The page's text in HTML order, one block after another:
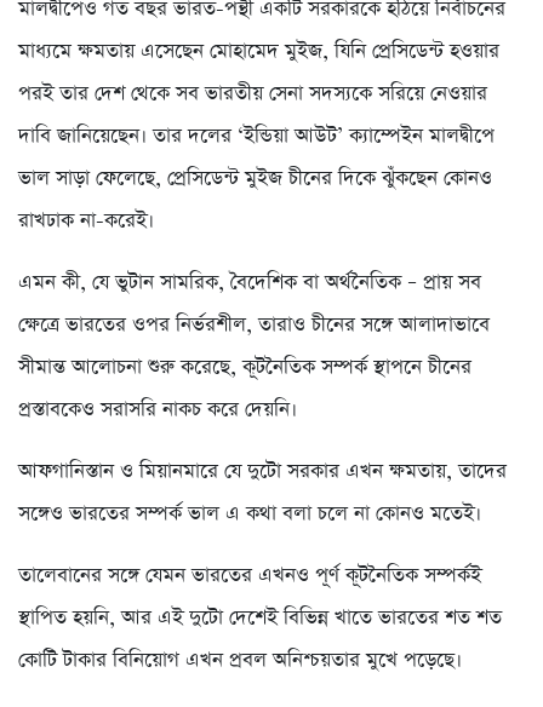
মালদ্বীপেও গত বছর ভারত-পন্থী একটি সরকারকে হঠিয়ে নির্বাচনের
মাধ্যমে ক্ষমতায় এসেছেন মোহামেদ মুইজ, যিনি প্রেসিডেন্ট হওয়ার
পরই তার দেশ থেকে সব ভারতীয় সেনা সদস্যকে সরিয়ে নেওয়ার
দাবি জানিয়েছেন। তার দলের ‘ইন্ডিয়া আউট’ ক্যাম্পেইন মালদ্বীপে
ভাল সাড়া ফেলেছে, প্রেসিডেন্ট মুইজ চীনের দিকে ঝুঁকছেন কোনও
রাখঢাক না-করেই।
এমন কী, যে ভুটান সামরিক, বৈদেশিক বা অর্থনৈতিক – প্রায় সব
ক্ষেত্রে ভারতের ওপর নির্ভরশীল, তারাও চীনের সঙ্গে আলাদাভাবে
সীমান্ত আলোচনা শুরু করেছে, কূটনৈতিক সম্পর্ক স্থাপনে চীনের
প্রস্তাবকেও সরাসরি নাকচ করে দেয়নি।
আফগানিস্তান ও মিয়ানমারে যে দুটো সরকার এখন ক্ষমতায়, তাদের
সঙ্গেও ভারতের সম্পর্ক ভাল এ কথা বলা চলে না কোনও মতেই।
তালেবানের সঙ্গে যেমন ভারতের এখনও পূর্ণ কূটনৈতিক সম্পর্কই
স্থাপিত হয়নি, আর এই দুটো দেশেই বিভিন্ন খাতে ভারতের শত শত
কোটি টাকার বিনিয়োগ এখন প্রবল অনিশ্চয়তার মুখে পড়েছে।